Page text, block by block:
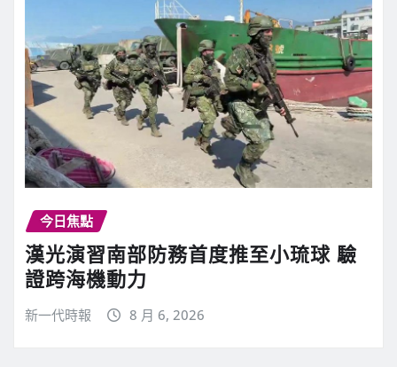
今日焦點
漢光演習南部防務首度推至小琉球 驗
證跨海機動力
新一代時報 8 月 6, 2026